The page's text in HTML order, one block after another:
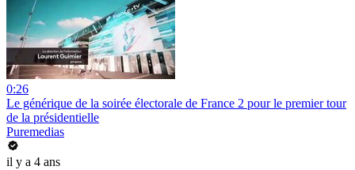
0:26
Le générique de la soirée électorale de France 2 pour le premier tour
de la présidentielle
Puremedias
il y a 4 ans